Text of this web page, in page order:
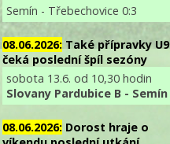
Semín - Třebechovice 0:3
08.06.2026: Také přípravky U9
čeká poslední špíl sezóny
sobota 13.6. od 10,30 hodin
Slovany Pardubice B - Semín
08.06.2026: Dorost hraje o